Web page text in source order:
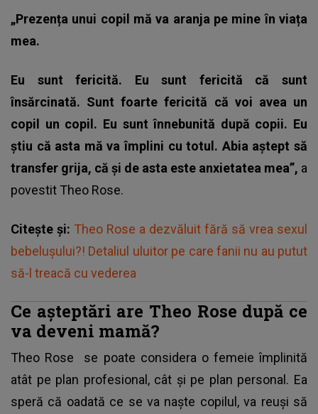
„Prezența unui copil mă va aranja pe mine în viața
mea.
Eu sunt fericită. Eu sunt fericită că sunt
însărcinată. Sunt foarte fericită că voi avea un
copil un copil. Eu sunt înnebunită după copii. Eu
știu că asta mă va împlini cu totul. Abia aștept să
transfer grija, că și de asta este anxietatea mea”, a
povestit Theo Rose.
Citește și: Theo Rose a dezvăluit fără să vrea sexul
bebelușului?! Detaliul uluitor pe care fanii nu au putut
să-l treacă cu vederea
Ce așteptări are Theo Rose după ce
va deveni mamă?
Theo Rose
se poate considera o femeie împlinită
atât pe plan profesional, cât și pe plan personal. Ea
speră că oadată ce se va naște copilul, va reuși să